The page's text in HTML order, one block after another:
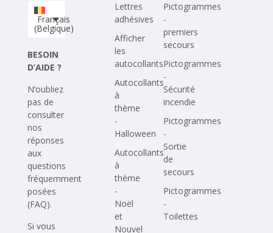
Téléchargez votre propre conception
Corona Covid-19
Français
(Belgique)
BESOIN
D’AIDE ?
N’oubliez
pas de
consulter
nos
réponses
aux
questions
fréquemment
posées
(FAQ).
Si vous
Lettres
adhésives
Afficher
les
autocollants
Autocollants
à
thème
-
Halloween
Autocollants
à
thème
-
Noël
et
Nouvel
Pictogrammes
-
premiers
secours
Pictogrammes
-
Sécurité
incendie
Pictogrammes
-
Sortie
de
secours
Pictogrammes
-
Toilettes